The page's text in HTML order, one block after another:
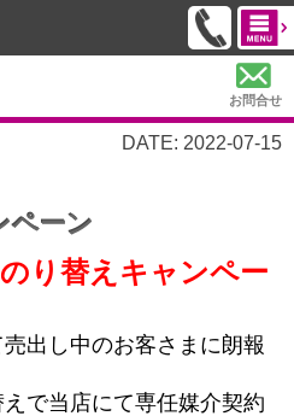
お問合せ
DATE: 2022-07-15
ペーン
り替えキャンペー
出し中のお客さまに朗報
で当店にて専任媒介契約